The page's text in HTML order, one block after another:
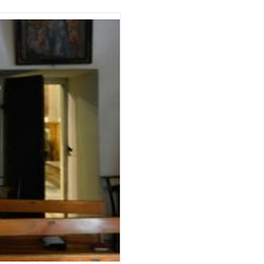
:
sur l'affaire
la gorge
il y a